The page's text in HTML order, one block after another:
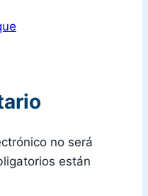
no será
están